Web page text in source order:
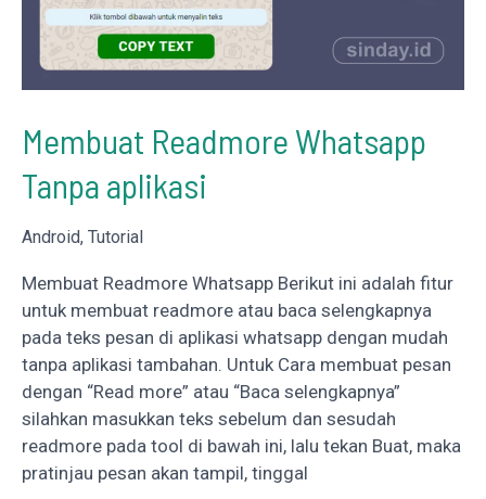
Membuat Readmore Whatsapp
Tanpa aplikasi
Android, Tutorial
Membuat Readmore Whatsapp Berikut ini adalah fitur
untuk membuat readmore atau baca selengkapnya
pada teks pesan di aplikasi whatsapp dengan mudah
tanpa aplikasi tambahan. Untuk Cara membuat pesan
dengan “Read more” atau “Baca selengkapnya”
silahkan masukkan teks sebelum dan sesudah
readmore pada tool di bawah ini, lalu tekan Buat, maka
pratinjau pesan akan tampil, tinggal